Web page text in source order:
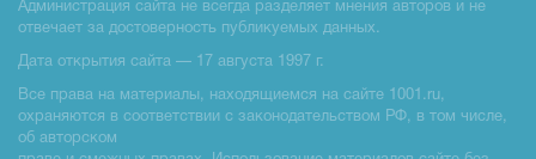
Администрация сайта не всегда разделяет мнения авторов и не
отвечает за достоверность публикуемых данных.
Дата открытия сайта — 17 августа 1997 г.
Все права на материалы, находящиемся на сайте 1001.ru,
охраняются в соответствии с законодательством РФ, в том числе,
об авторском